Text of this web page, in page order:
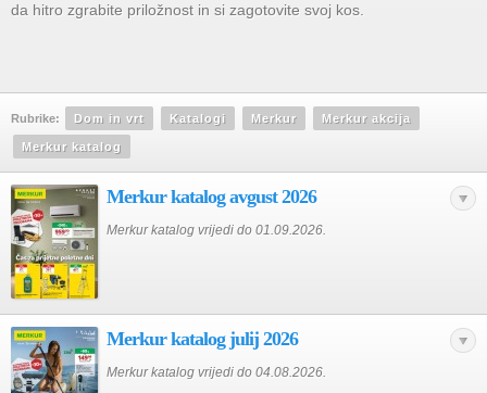
da hitro zgrabite priložnost in si zagotovite svoj kos.
Rubrike: Dom in vrt Katalogi Merkur Merkur akcija
Merkur katalog
Merkur katalog avgust 2026
Merkur katalog vrijedi do 01.09.2026.
Merkur katalog julij 2026
Merkur katalog vrijedi do 04.08.2026.